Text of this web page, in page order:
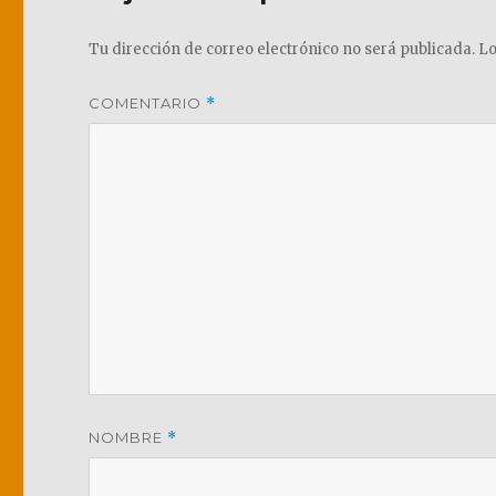
Tu dirección de correo electrónico no será publicada.
COMENTARIO *
NOMBRE *